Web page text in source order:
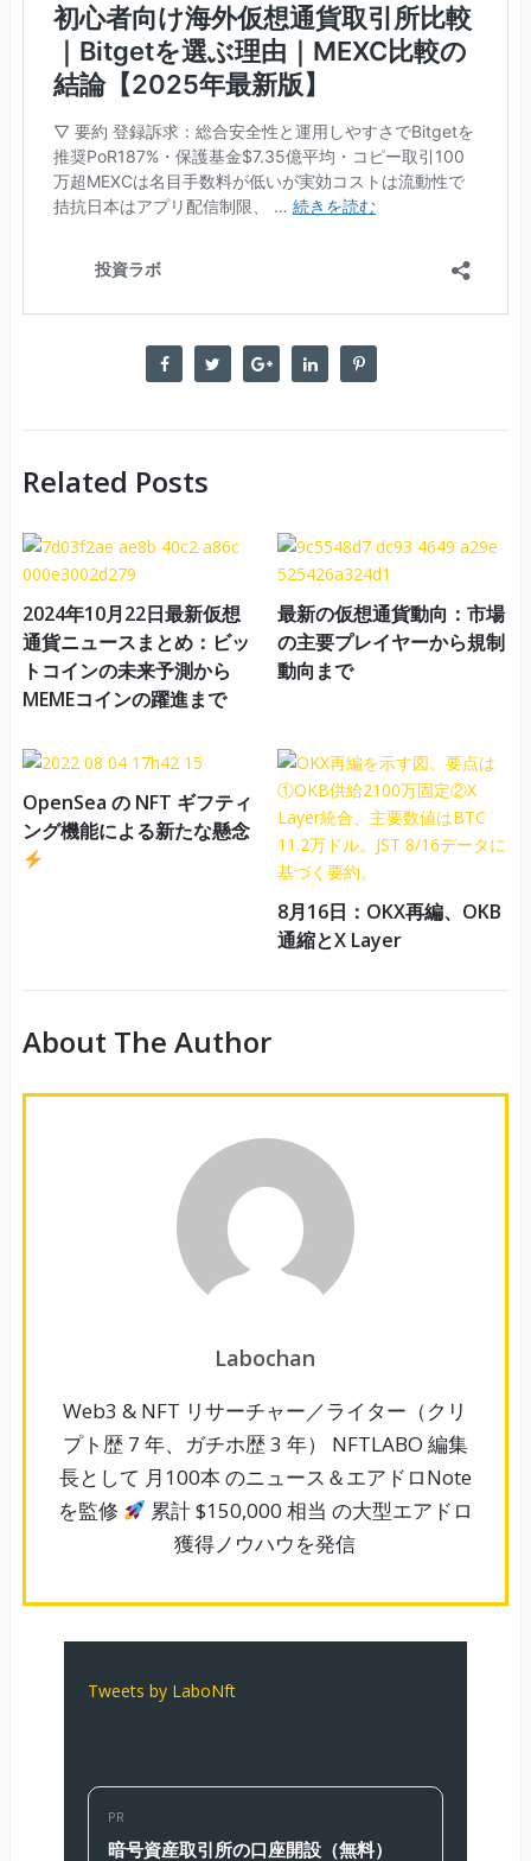
Related Posts
2024年10月22日最新仮想
通貨ニュースまとめ：ビッ
トコインの未来予測から
MEMEコインの躍進まで
最新の仮想通貨動向：市場
の主要プレイヤーから規制
動向まで
OpenSea の NFT ギフティ
ング機能による新たな懸念
8月16日：OKX再編、OKB
通縮とX Layer
About The Author
Labochan
Web3 & NFT リサーチャー／ライター（クリ
プト歴 7 年、ガチホ歴 3 年） NFTLABO 編集
長として 月100本 のニュース＆エアドロNote
を監修
累計 $150,000 相当 の大型エアドロ
獲得ノウハウを発信
Tweets by LaboNft
PR
暗号資産取引所の口座開設（無料）